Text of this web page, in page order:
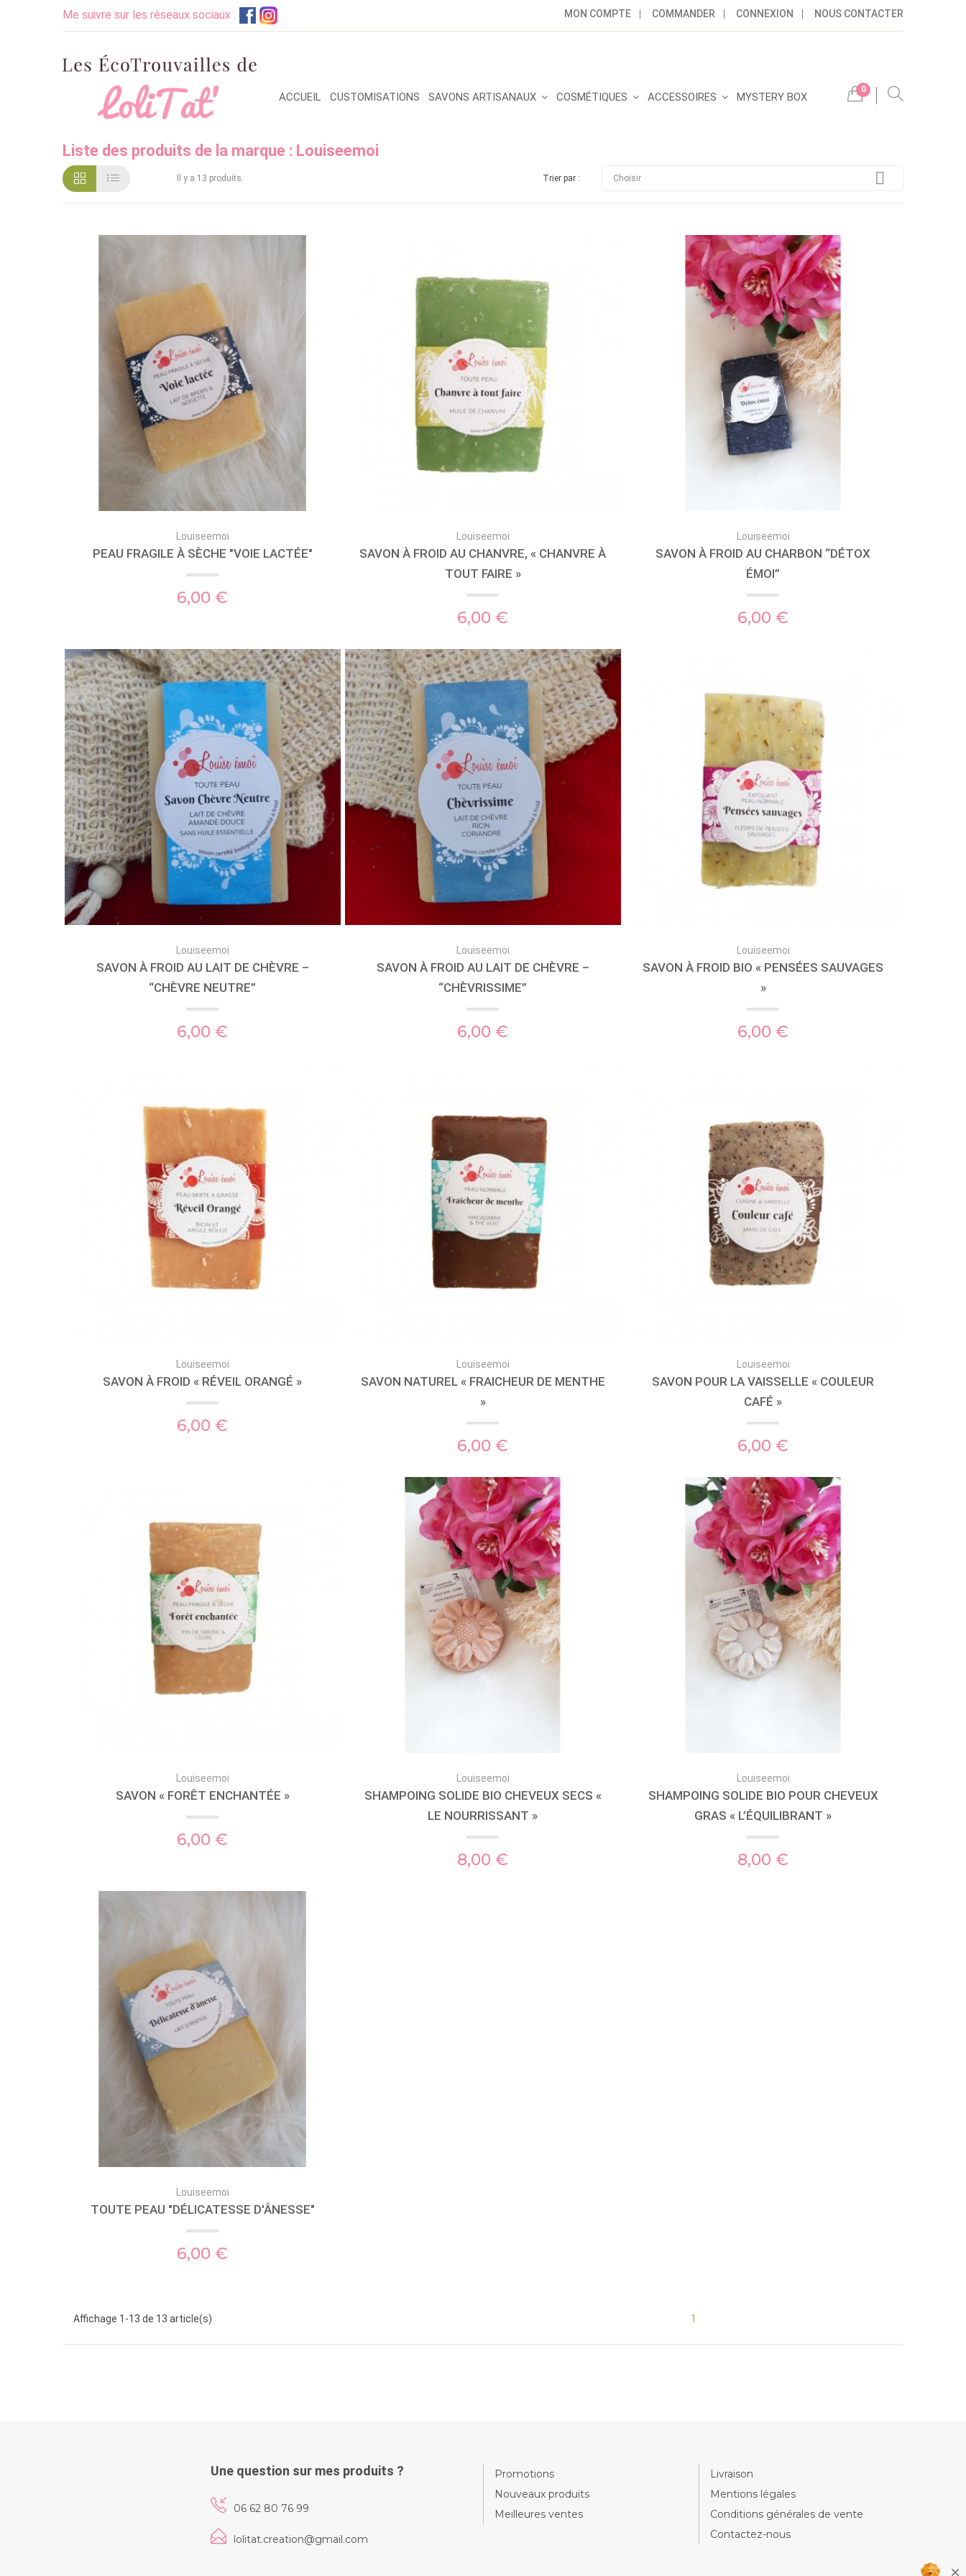
Me suivre sur les réseaux sociaux : MON COMPTE COMMANDER CONNEXION NOUS CONTACTER
ACCUEIL CUSTOMISATIONS SAVONS ARTISANAUX COSMÉTIQUES ACCESSOIRES MYSTERY BOX
0
Liste des produits de la marque : Louiseemoi
Il y a 13 produits. Trier par : Choisir 
Louiseemoi
PEAU FRAGILE À SÈCHE "VOIE LACTÉE"
6,00 €
Louiseemoi
SAVON À FROID AU CHANVRE, « CHANVRE À
TOUT FAIRE »
6,00 €
Louiseemoi
SAVON À FROID AU CHARBON “DÉTOX
ÉMOI”
6,00 €
Louiseemoi
SAVON À FROID AU LAIT DE CHÈVRE –
“CHÈVRE NEUTRE”
6,00 €
Louiseemoi
SAVON À FROID AU LAIT DE CHÈVRE –
“CHÈVRISSIME”
6,00 €
Louiseemoi
SAVON À FROID BIO « PENSÉES SAUVAGES
»
6,00 €
Louiseemoi
SAVON À FROID « RÉVEIL ORANGÉ »
6,00 €
Louiseemoi
SAVON NATUREL « FRAICHEUR DE MENTHE
»
6,00 €
Louiseemoi
SAVON POUR LA VAISSELLE « COULEUR
CAFÉ »
6,00 €
Louiseemoi
SAVON « FORÊT ENCHANTÉE »
6,00 €
Louiseemoi
SHAMPOING SOLIDE BIO CHEVEUX SECS «
LE NOURRISSANT »
8,00 €
Louiseemoi
SHAMPOING SOLIDE BIO POUR CHEVEUX
GRAS « L’ÉQUILIBRANT »
8,00 €
Louiseemoi
TOUTE PEAU "DÉLICATESSE D'ÂNESSE"
6,00 €
Affichage 1-13 de 13 article(s) 1
Une question sur mes produits ?
06 62 80 76 99
lolitat.creation@gmail.com
Promotions
Nouveaux produits
Meilleures ventes
Livraison
Mentions légales
Conditions générales de vente
Contactez-nous